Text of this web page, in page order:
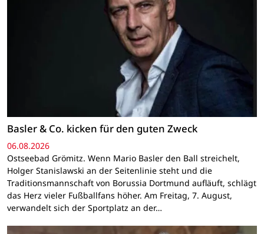
Basler & Co. kicken für den guten Zweck
06.08.2026
Ostseebad Grömitz. Wenn Mario Basler den Ball streichelt,
Holger Stanislawski an der Seitenlinie steht und die
Traditionsmannschaft von Borussia Dortmund aufläuft, schlägt
das Herz vieler Fußballfans höher. Am Freitag, 7. August,
verwandelt sich der Sportplatz an der…